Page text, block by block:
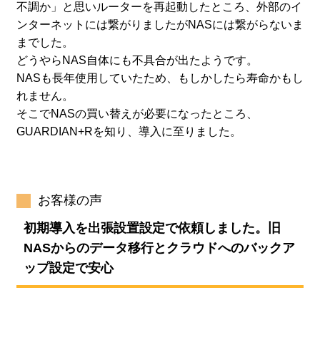
不調か」と思いルーターを再起動したところ、外部のイ
ンターネットには繋がりましたがNASには繋がらないま
までした。
どうやらNAS自体にも不具合が出たようです。
NASも長年使用していたため、もしかしたら寿命かもし
れません。
そこでNASの買い替えが必要になったところ、
GUARDIAN+Rを知り、導入に至りました。
お客様の声
初期導入を出張設置設定で依頼しました。旧
NASからのデータ移行とクラウドへのバックア
ップ設定で安心